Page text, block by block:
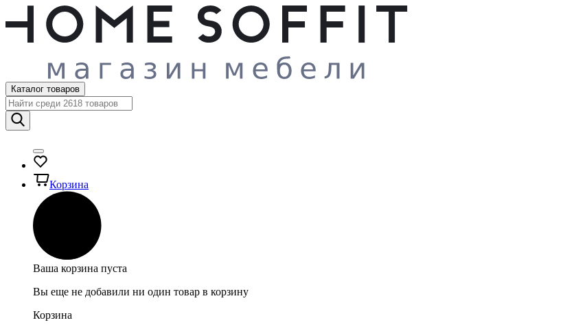
Каталог товаров
Корзина
Ваша корзина пуста
Вы еще не добавили ни один товар в корзину
Корзина